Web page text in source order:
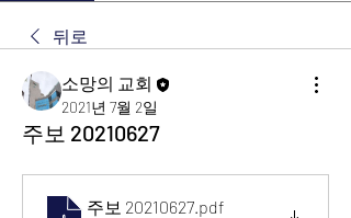
뒤로
소망의 교회
2021년 7월 2일
주보 20210627
주보 20210627.pdf